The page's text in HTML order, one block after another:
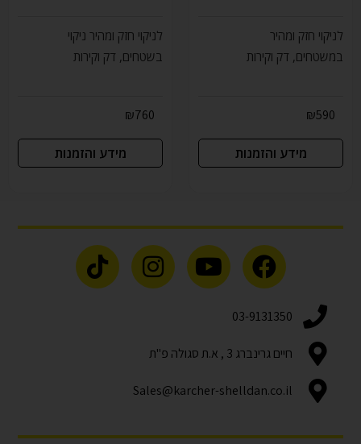
לניקוי חזק ומהיר
במשטחים, דק וקירות
₪590
מידע והזמנות
לניקוי חזק ומהיר ניקוי
בשטחים, דק וקירות
₪760
מידע והזמנות
03-9131350
חיים גרינברג 3 , א.ת סגולה פ"ת
Sales@karcher-shelldan.co.il